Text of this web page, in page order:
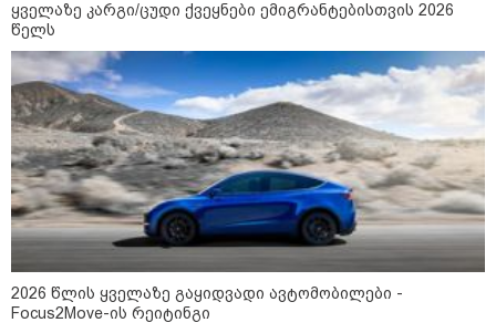
ემიგრანტებისთვის 2026 წელს
2026 წლის ყველაზე გაყიდვადი
ავტომობილები - Focus2Move-ის
რეიტინგი
აფრიკის ქვეყნები ამერიკულ
დოლარზე უარს ამბობენ
ყველაზე კარგი/ცუდი ქვეყნები ემიგრანტებისთვის 2026
წელს
2026 წლის ყველაზე გაყიდვადი ავტომობილები -
Focus2Move-ის რეიტინგი